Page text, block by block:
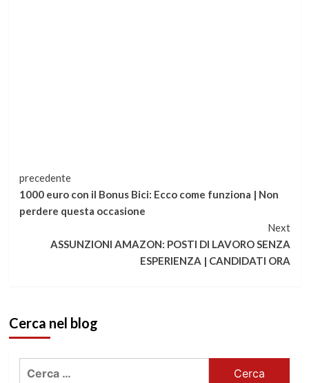
Continua
a
leggere
precedente
1000 euro con il Bonus Bici: Ecco come funziona | Non
perdere questa occasione
Next
ASSUNZIONI AMAZON: POSTI DI LAVORO SENZA
ESPERIENZA | CANDIDATI ORA
Cerca nel blog